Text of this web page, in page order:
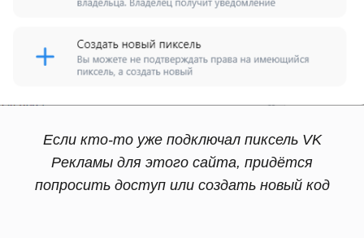
Если кто-то уже подключал пиксель VK
Рекламы для этого сайта, придётся
попросить доступ или создать новый код